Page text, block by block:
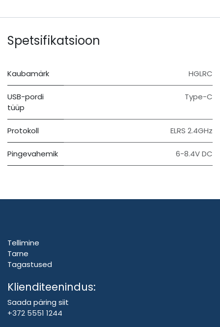
Spetsifikatsioon
Kaubamärk HGLRC
USB-pordi
tüüp
Type-C
Protokoll ELRS 2.4GHz
Pingevahemik 6-8.4V DC
Tellimine
Tarne
Tagastused
Klienditeenindus:
Saada päring siit
+372 5551 1244